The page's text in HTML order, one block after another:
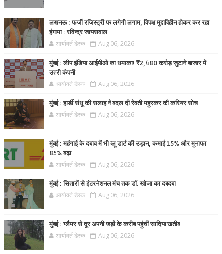
लखनऊ : फर्जी रजिस्ट्री पर लगेगी लगाम, विपक्ष मुद्दाविहीन होकर कर रहा
हंगामा : रविन्द्र जायसवाल
आर्यावर्त डेस्क Aug 06, 2026
मुंबई : लीप इंडिया आईपीओ का धमाका! ₹2,480 करोड़ जुटाने बाजार में
उतरी कंपनी
आर्यावर्त डेस्क Aug 06, 2026
मुंबई : हार्डी संधू की सलाह ने बदल दी रेवती महुरकर की करियर सोच
आर्यावर्त डेस्क Aug 06, 2026
मुंबई : महंगाई के दबाव में भी ब्लू डार्ट की उड़ान, कमाई 15% और मुनाफा
85% बढ़ा
आर्यावर्त डेस्क Aug 06, 2026
मुंबई : सितारों से इंटरनेशनल मंच तक डॉ. खोजा का दबदबा
आर्यावर्त डेस्क Aug 06, 2026
मुंबई : ग्लैमर से दूर अपनी जड़ों के करीब पहुंचीं सादिया खतीब
आर्यावर्त डेस्क Aug 06, 2026